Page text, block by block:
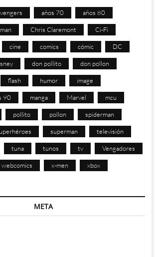
años 70 años 80
Chris Claremont Ci-Fi
cine comics cómic DC
don pollito don pollon
flash humor image
90 manga Marvel mcu
pollito pollon spiderman
superman televisión
tuna tunos tv Vengadores
webcomics x-men xbox
META